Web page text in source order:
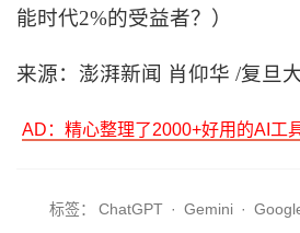
能时代2%的受益者？）
来源：澎湃新闻 肖仰华 /复旦
AD：精心整理了2000+好用的AI工
标签： ChatGPT · Gemini ·